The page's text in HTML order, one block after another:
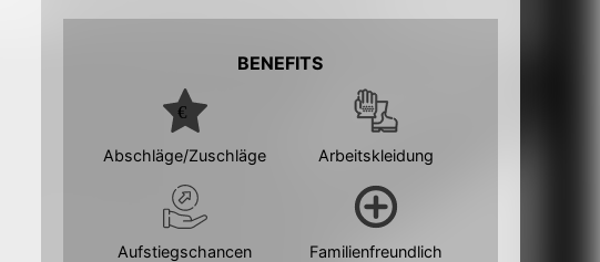
BENEFITS
Abschläge/Zuschläge Arbeitskleidung
Aufstiegschancen Familienfreundlich